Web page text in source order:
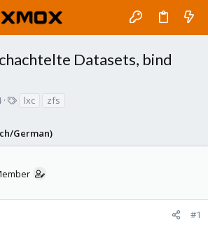
Datasets, bind
s
lxc zfs
German)
#1